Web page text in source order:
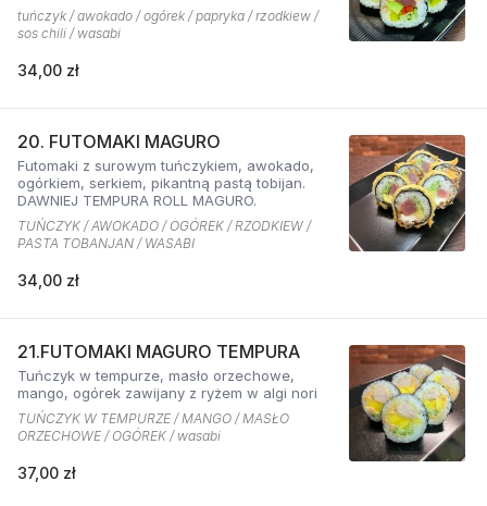
tuńczyk / awokado / ogórek / papryka / rzodkiew /
sos chili / wasabi
34,00 zł
20. FUTOMAKI MAGURO
Futomaki z surowym tuńczykiem, awokado,
ogórkiem, serkiem, pikantną pastą tobijan.
DAWNIEJ TEMPURA ROLL MAGURO.
TUŃCZYK / AWOKADO / OGÓREK / RZODKIEW /
PASTA TOBANJAN / WASABI
34,00 zł
21.FUTOMAKI MAGURO TEMPURA
Tuńczyk w tempurze, masło orzechowe,
mango, ogórek zawijany z ryżem w algi nori
TUŃCZYK W TEMPURZE / MANGO / MASŁO
ORZECHOWE / OGÓREK / wasabi
37,00 zł